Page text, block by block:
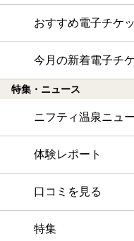
おすすめ電子チケ
今月の新着電子チ
特集・ニュース
ニフティ温泉ニュ
体験レポート
口コミを見る
特集